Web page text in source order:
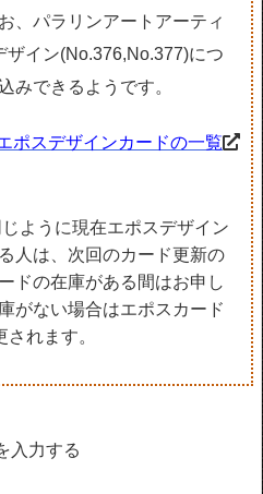
、パラリンアートアーティ
ザイン(No.376,No.377)につ
みできるようです。
ポスデザインカードの一覧
ように現在エポスデザイン
人は、次回のカード更新の
ドの在庫がある間はお申し
がない場合はエポスカード
れます。
入力する